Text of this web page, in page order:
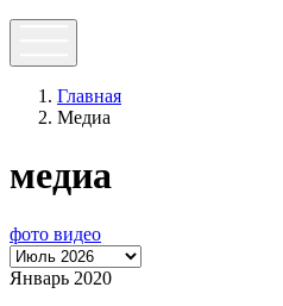
Главная
Медиа
медиа
фото видео
Январь 2020